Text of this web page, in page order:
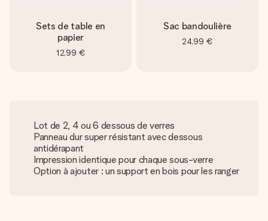
Sets de table en
papier
12,99 €
Sac bandoulière
24,99 €
Lot de 2, 4 ou 6 dessous de verres
Panneau dur super résistant avec dessous
antidérapant
Impression identique pour chaque sous-verre
Option à ajouter : un support en bois pour les ranger